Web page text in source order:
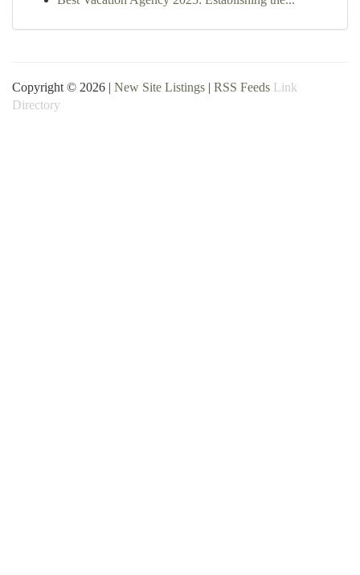
Copyright © 2026 | New Site Listings | RSS Feeds Link
Directory